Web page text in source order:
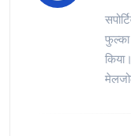
फुल्का